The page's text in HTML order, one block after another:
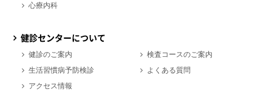
心療内科
健診センターについて
健診のご案内
検査コースのご案内
生活習慣病予防検診
よくある質問
アクセス情報